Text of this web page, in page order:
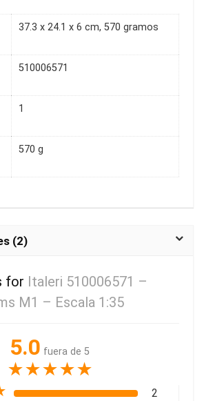
37.3 x 24.1 x 6 cm, 570 gramos
510006571
1
570 g
(2)
for Italeri 510006571 –
M1 – Escala 1:35
5.0 fuera de 5
★★★★★
2